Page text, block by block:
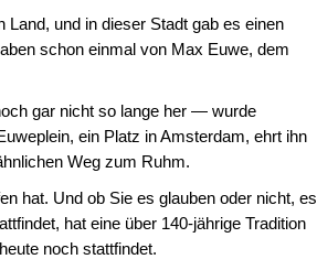
und in dieser Stadt gab es einen
schon einmal von Max Euwe, dem
gar nicht so lange her — wurde
ein Platz in Amsterdam, ehrt ihn
Weg zum Ruhm.
hat. Und ob Sie es glauben oder nicht, es
hat eine über 140-jährige Tradition
noch stattfindet.